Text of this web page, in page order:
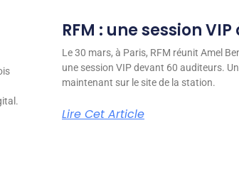
RFM : une session
Le 30 mars, à Paris, RFM réunit Amel
une session VIP devant 60 auditeurs.
maintenant sur le site de la station.
Lire Cet Article